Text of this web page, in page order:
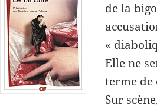
de la
«
Elle ne
terme de
Sur